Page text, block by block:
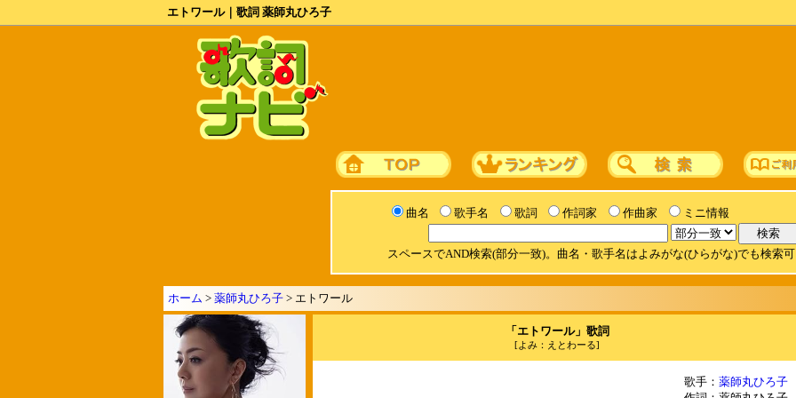
エトワール｜歌詞 薬師丸ひろ子
曲名 歌手名 歌詞 作詞家 作曲家 ミニ情報
スペースでAND検索(部分一致)。曲名・歌手名はよみがな(ひらがな)でも検索
ホーム > 薬師丸ひろ子 > エトワール
「エトワール」歌詞
[よみ：えとわーる]
歌手： 薬師丸ひろ子